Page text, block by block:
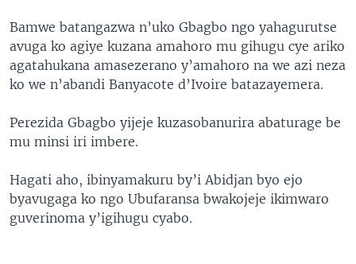
Bamwe batangazwa n’uko Gbagbo ngo yahagurutse
avuga ko agiye kuzana amahoro mu gihugu cye ariko
agatahukana amasezerano y’amahoro na we azi neza
ko we n’abandi Banyacote d’Ivoire batazayemera.
Perezida Gbagbo yijeje kuzasobanurira abaturage be
mu minsi iri imbere.
Hagati aho, ibinyamakuru by’i Abidjan byo ejo
byavugaga ko ngo Ubufaransa bwakojeje ikimwaro
guverinoma y’igihugu cyabo.